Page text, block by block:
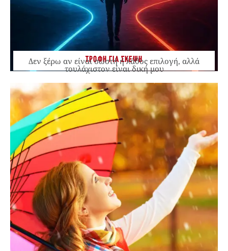
ΤΡΟΦΗ ΓΙΑ ΣΚΕΨΗ
Δεν ξέρω αν είναι σωστή ή λάθος επιλογή, αλλά
τουλάχιστον είναι δική μου